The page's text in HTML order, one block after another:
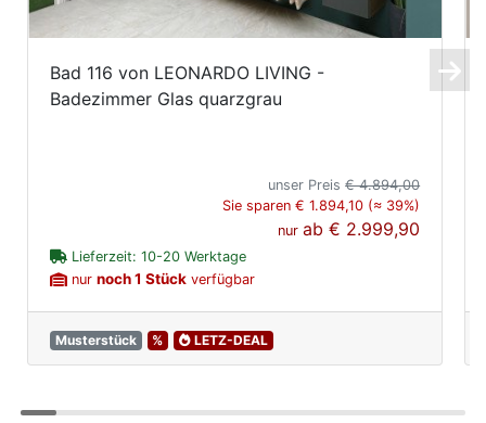
Bad 116 von LEONARDO LIVING -
Badezimmer Glas quarzgrau
unser Preis€ 4.894,00
Sie sparen € 1.894,10 (≈ 39%)
nurab€ 2.999,90
Lieferzeit: 10-20 Werktage
nur noch 1 Stück verfügbar
Musterstück % LETZ-DEAL